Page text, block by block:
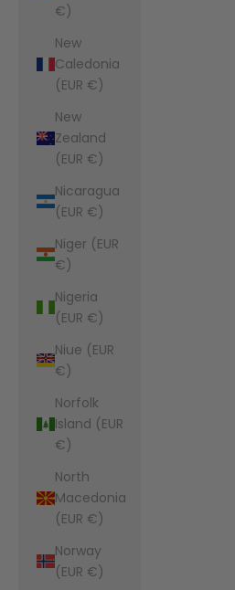
€)
New
Caledonia
(EUR €)
New
Zealand
(EUR €)
Nicaragua
(EUR €)
Niger (EUR
€)
Nigeria
(EUR €)
Niue (EUR
€)
Norfolk
Island (EUR
€)
North
Macedonia
(EUR €)
Norway
(EUR €)